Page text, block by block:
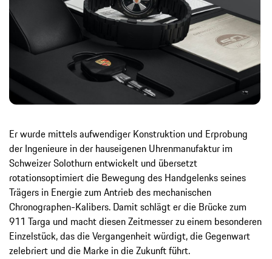
Er wurde mittels aufwendiger Konstruktion und Erprobung
der Ingenieure in der hauseigenen Uhrenmanufaktur im
Schweizer Solothurn entwickelt und übersetzt
rotationsoptimiert die Bewegung des Handgelenks seines
Trägers in Energie zum Antrieb des mechanischen
Chronographen-Kalibers. Damit schlägt er die Brücke zum
911 Targa und macht diesen Zeitmesser zu einem besonderen
Einzelstück, das die Vergangenheit würdigt, die Gegenwart
zelebriert und die Marke in die Zukunft führt.